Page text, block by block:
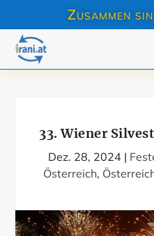
Zusammen
33. Wiener
Dez. 28, 2024|
Österreich,